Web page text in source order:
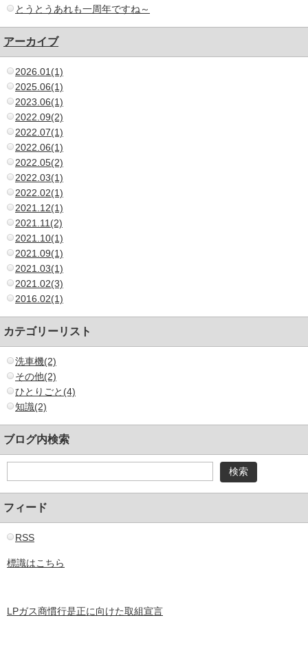
とうとうあれも一周年ですね～
アーカイブ
2026.01(1)
2025.06(1)
2023.06(1)
2022.09(2)
2022.07(1)
2022.06(1)
2022.05(2)
2022.03(1)
2022.02(1)
2021.12(1)
2021.11(2)
2021.10(1)
2021.09(1)
2021.03(1)
2021.02(3)
2016.02(1)
カテゴリーリスト
洗車機(2)
その他(2)
ひとりごと(4)
知識(2)
ブログ内検索
フィード
RSS
標識はこちら
LPガス商慣行是正に向けた取組宣言